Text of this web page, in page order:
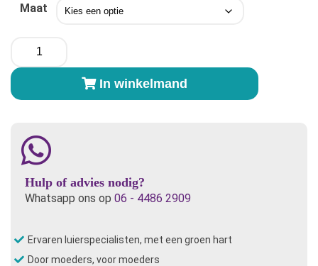
Maat
Bummis
Anchors
Away
In winkelmand
Hulp of advies nodig?
Whatsapp ons op 06 - 4486 2909
Ervaren luierspecialisten, met een groen hart
Door moeders, voor moeders